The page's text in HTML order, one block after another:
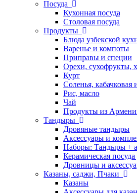
Посуда
Кухонная посуда
Столовая посуда
Продукты
Блюда узбекской
Варенье и компоты
Приправы и специи
Орехи, сухофрукты,
Курт
Соленья, кабачковая
Рис, масло
Чай
Продукты из
Тандыры
Дровяные тандыры
Аксессуары и
Наборы: Тандыры +
Керамическая
Дровницы и
Казаны, саджи, Пчаки
Казаны